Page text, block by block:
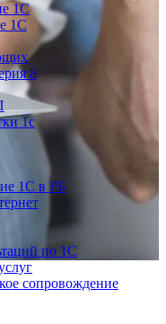
1С
1С
8
1с
1С в РБ
по 1С
сопровождение